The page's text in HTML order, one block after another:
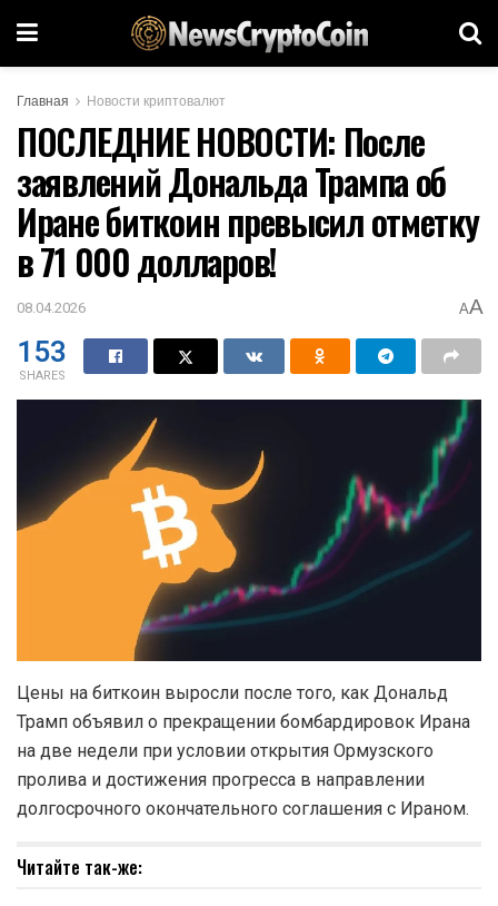
Главная Новости криптовалют
ПОСЛЕДНИЕ НОВОСТИ: После
заявлений Дональда Трампа об
Иране биткоин превысил отметку
в 71 000 долларов!
08.04.2026 AA
153
SHARES
Цены на биткоин выросли после того, как Дональд
Трамп объявил о прекращении бомбардировок Ирана
на две недели при условии открытия Ормузского
пролива и достижения прогресса в направлении
долгосрочного окончательного соглашения с Ираном.
Читайте так-же: